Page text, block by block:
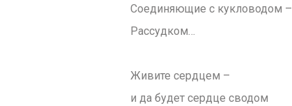
Соединяющие с кукловодом –
Рассудком…
Живите сердцем –
и да будет сердце сводом